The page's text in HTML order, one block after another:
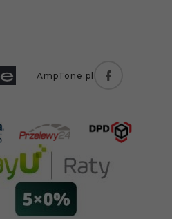
AmpTone.pl